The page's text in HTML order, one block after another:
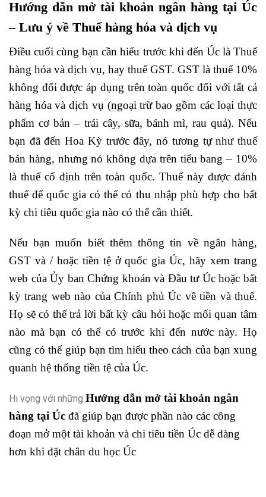
Hướng dẫn mở tài khoản ngân hàng tại Úc
– Lưu ý về Thuế hàng hóa và dịch vụ
Điều cuối cùng bạn cần hiểu trước khi đến Úc là Thuế
hàng hóa và dịch vụ, hay thuế GST. GST là thuế 10%
không đổi được áp dụng trên toàn quốc đối với tất cả
hàng hóa và dịch vụ (ngoại trừ bao gồm các loại thực
phẩm cơ bản – trái cây, sữa, bánh mì, rau quả). Nếu
bạn đã đến Hoa Kỳ trước đây, nó tương tự như thuế
bán hàng, nhưng nó không dựa trên tiểu bang – 10%
là thuế cố định trên toàn quốc. Thuế này được đánh
thuế để quốc gia có thể có thu nhập phù hợp cho bất
kỳ chi tiêu quốc gia nào có thể cần thiết.
Nếu bạn muốn biết thêm thông tin về ngân hàng,
GST và / hoặc tiền tệ ở quốc gia Úc, hãy xem trang
web của Ủy ban Chứng khoán và Đầu tư Úc hoặc bất
kỳ trang web nào của Chính phủ Úc về tiền và thuế.
Họ sẽ có thể trả lời bất kỳ câu hỏi hoặc mối quan tâm
nào mà bạn có thể có trước khi đến nước này. Họ
cũng có thể giúp bạn tìm hiểu theo cách của bạn xung
quanh hệ thống tiền tệ của Úc.
Hi vọng với những Hướng dẫn mở tài khoản ngân
hàng tại Úc đã giúp bạn được phần nào các công
đoạn mở một tài khoản và chi tiêu tiền Úc dễ dàng
hơn khi đặt chân du học Úc